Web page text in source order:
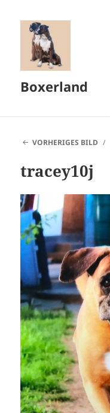
Boxerland
VORHERIGES BILD
tracey10j